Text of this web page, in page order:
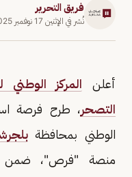
فريق التحرير
نُشر في الإثنين 17 نوفمبر 2025
أعلن المركز الوطني
التصحر، طرح فرصة
الوطني بمحافظة
منصة "فرص"، ضمن